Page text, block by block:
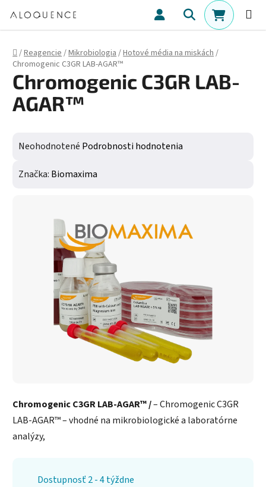
Hľadať
Domov
/Reagencie/Mikrobiologia/Hotové média na miskách/
Chromogenic C3GR LAB-AGAR™
Chromogenic C3GR LAB-AGAR™ /– Chromogenic C3GR
LAB-AGAR™ – vhodné na mikrobiologické a laboratórne
analýzy,
Dostupnosť 2 - 4 týždne
Chromogenic C3GR LAB-
AGAR™
Priemerné hodnotenie produktu je 0,0 z 5 hviezdičiek.
Neohodnotené Podrobnosti hodnotenia
Značka: Biomaxima